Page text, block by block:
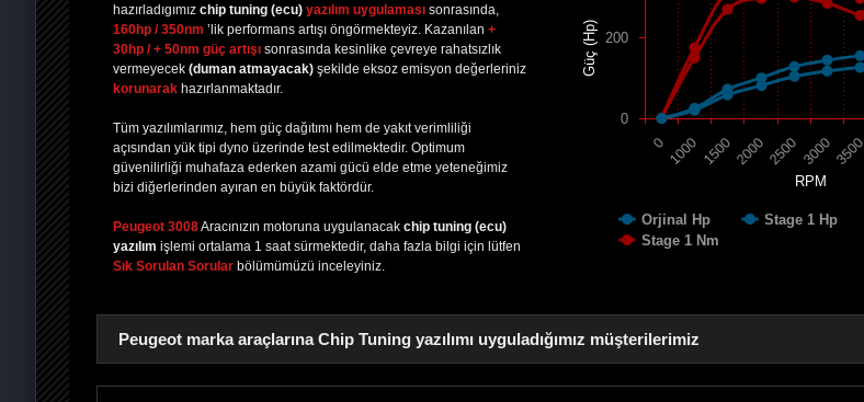
PAYLAŞPAYLAŞPLUS'TAPAYLAŞ
hazırladıgımız chip tuning (ecu) yazılım uygulaması sonrasında,
160hp / 350nm ’lik performans artışı öngörmekteyiz. Kazanılan +
30hp / + 50nm güç artışı sonrasında kesinlike çevreye rahatsızlık
vermeyecek (duman atmayacak) şekilde eksoz emisyon değerleriniz
korunarak hazırlanmaktadır.
Tüm yazılımlarımız, hem güç dağıtımı hem de yakıt verimliliği
açısından yük tipi dyno üzerinde test edilmektedir. Optimum
güvenilirliği muhafaza ederken azami gücü elde etme yeteneğimiz
bizi diğerlerinden ayıran en büyük faktördür.
Peugeot 3008Aracınızın motoruna uygulanacak chip tuning (ecu)
yazılım işlemi ortalama 1 saat sürmektedir, daha fazla bilgi için lütfen
Sık Sorulan Sorular bölümümüzü inceleyiniz.
RPM
Güç (Hp)
Orjinal Hp Stage 1 Hp
Stage 1 Nm
0 1000 150020002500 30003500
0
200
Peugeot marka araçlarına Chip Tuning yazılımı uyguladığımız müşterilerimiz